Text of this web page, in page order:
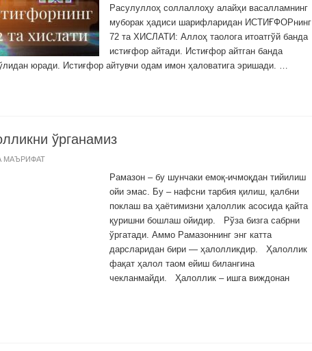
Расулуллоҳ соллаллоҳу алайҳи васалламнинг
муборак ҳадиси шарифларидан ИСТИҒФОРнинг
72 та ХИСЛАТИ: Аллоҳ таолога итоатгўй банда
истиғфор айтади. Истиғфор айтган банда
юради. Истиғфор айтувчи одам имон ҳаловатига эришади. …
ўрганамиз
МАЪРИФАТ
Рамазон – бу шунчаки емоқ-ичмоқдан тийилиш
ойи эмас. Бу – нафсни тарбия қилиш, қалбни
поклаш ва ҳаётимизни ҳалоллик асосида қайта
қуришни бошлаш ойидир. Рўза бизга сабрни
ўргатади. Аммо Рамазоннинг энг катта
дарсларидан бири — ҳалолликдир. Ҳалоллик
фақат ҳалол таом ейиш билангина
чекланмайди. Ҳалоллик – ишга виждонан